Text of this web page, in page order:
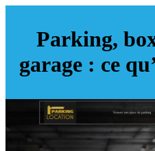
Parking,
garage : ce